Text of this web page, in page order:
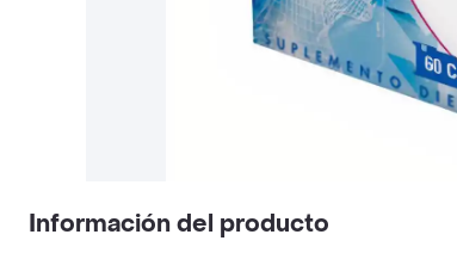
Información del producto